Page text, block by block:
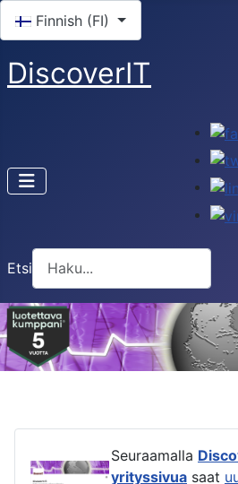
Finnish (FI)
DiscoverIT
Etsi
Seuraamalla
yrityssivua saat